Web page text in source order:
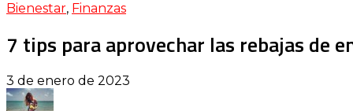
Bienestar, Finanzas
7 tips para aprovechar las rebajas de
3 de enero de 2023